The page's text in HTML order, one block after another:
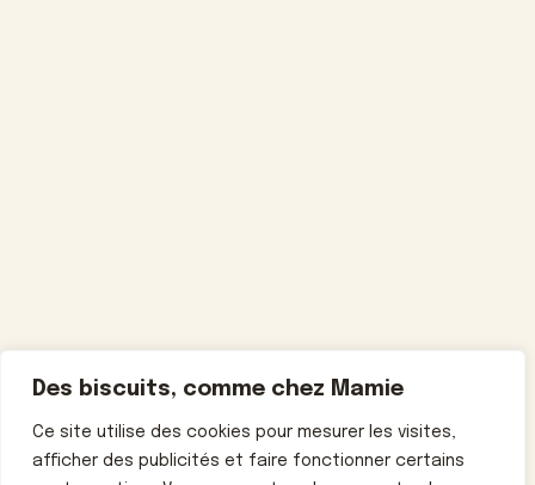
Des biscuits, comme chez Mamie
Ce site utilise des cookies pour mesurer les visites,
afficher des publicités et faire fonctionner certains